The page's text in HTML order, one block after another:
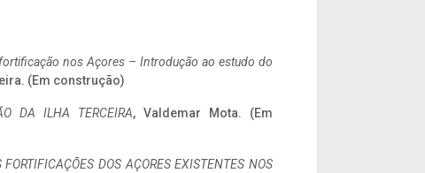
nos Açores – Introdução ao estudo do
(Em construção)
DA ILHA TERCEIRA, Valdemar Mota. (Em
DOS AÇORES EXISTENTES NOS